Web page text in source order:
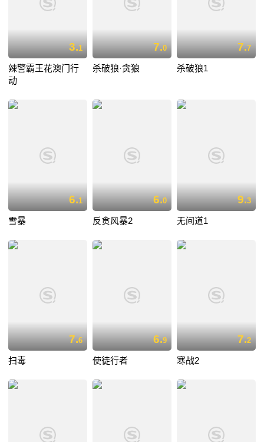
3.1
辣警霸王花澳门行
动
7.0
杀破狼·贪狼
7.7
杀破狼1
6.1
雪暴
6.0
反贪风暴2
9.3
无间道1
7.6
扫毒
6.9
使徒行者
7.2
寒战2